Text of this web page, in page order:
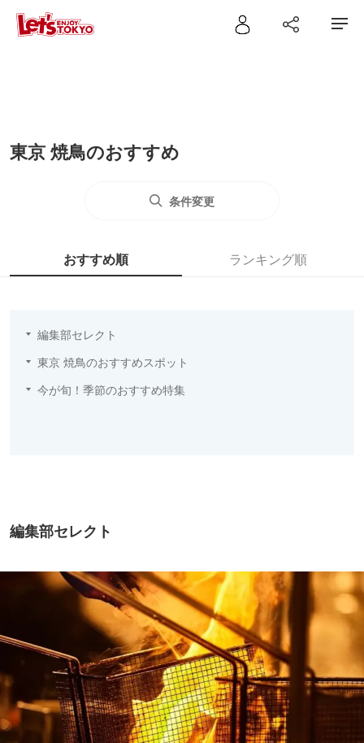
東京 焼鳥のおすすめ
条件変更
おすすめ順 ランキング順
編集部セレクト
東京 焼鳥のおすすめスポット
今が旬！季節のおすすめ特集
編集部セレクト